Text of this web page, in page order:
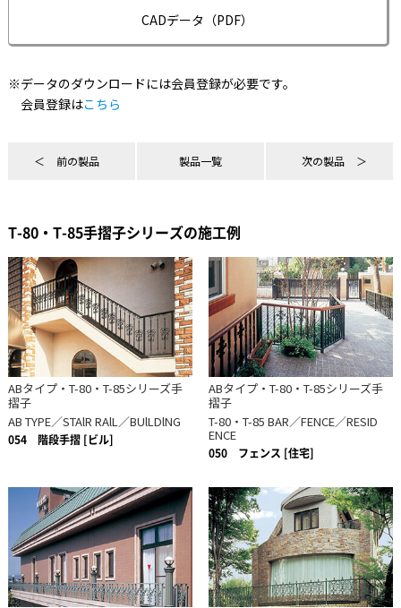
CADデータ（PDF）
※データのダウンロードには会員登録が必要です。
会員登録はこちら
前の製品 製品一覧 次の製品
T-80・T-85手摺子シリーズの施工例
ABタイプ・T-80・T-85シリーズ手
摺子
AB TYPE／STAlR RAlL／BUlLDlNG
054 階段手摺 [ビル]
ABタイプ・T-80・T-85シリーズ手
摺子
T-80・T-85 BAR／FENCE／RESID
ENCE
050 フェンス [住宅]